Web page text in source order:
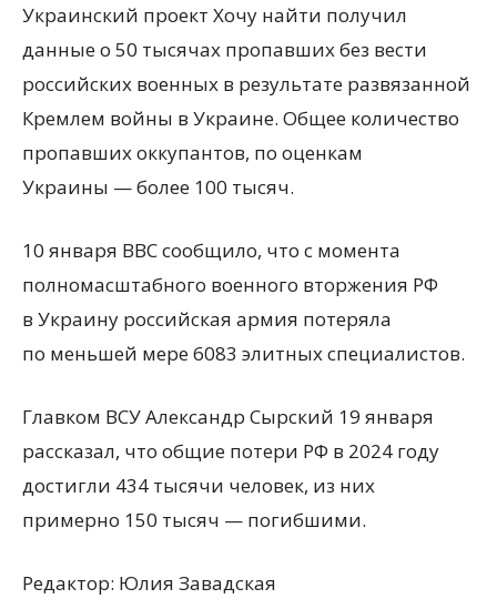
Украинский проект Хочу найти получил
данные о 50 тысячах пропавших без вести
российских военных в результате развязанной
Кремлем войны в Украине. Общее количество
пропавших оккупантов, по оценкам
Украины — более 100 тысяч.
10 января BBC сообщило, что с момента
полномасштабного военного вторжения РФ
в Украину российская армия потеряла
по меньшей мере 6083 элитных специалистов.
Главком ВСУ Александр Сырский 19 января
рассказал, что общие потери РФ в 2024 году
достигли 434 тысячи человек, из них
примерно 150 тысяч — погибшими.
Редактор: Юлия Завадская